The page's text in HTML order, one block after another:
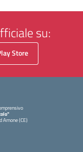
su:
Store
Arnone (CE)